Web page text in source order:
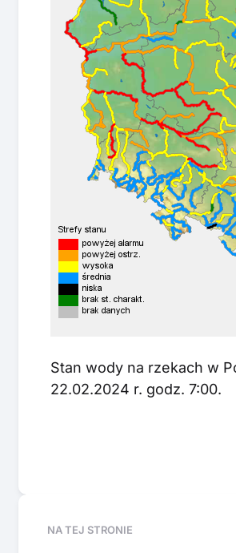
Stan wody na rzekach w
22.02.2024 r. godz. 7:00.
NA TEJ STRONIE